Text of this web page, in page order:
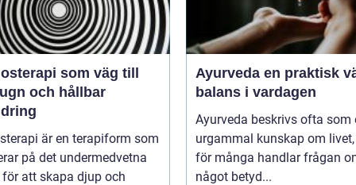
som väg till
och hållbar
är en terapiform som
på det undermedvetna
att skapa djup och
Ayurveda en praktisk väg till
balans i vardagen
Ayurveda beskrivs ofta som
urgammal kunskap om
för många handlar frågan
något betyd...